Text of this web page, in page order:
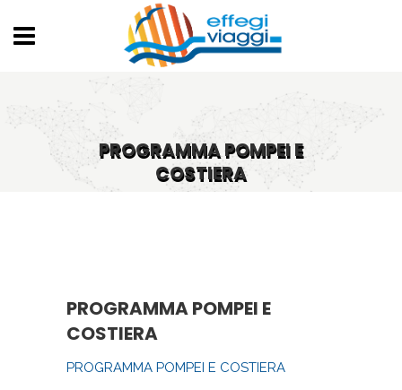
PROGRAMMA POMPEI E
COSTIERA
PROGRAMMA POMPEI E
COSTIERA
PROGRAMMA POMPEI E COSTIERA